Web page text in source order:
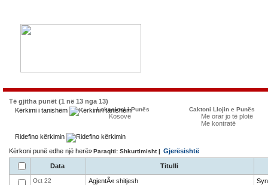
Të gjitha punët (1 në 13 nga 13)
Kërkimi i tanishëm
Lokacioni i Punës
Kosovë
Caktoni Llojin e Punës
Me orar jo të plotë
Me kontratë
Ridefino kërkimin
Kërkoni punë edhe një herë»Paraqiti: Shkurtimisht | Gjerësishtë
Data Titulli
Oct 22 AgjentÃ« shitjesh